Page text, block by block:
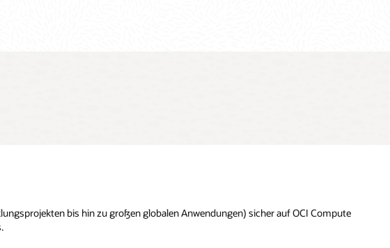
bis hin zu großen globalen Anwendungen) sicher auf OCI Compute